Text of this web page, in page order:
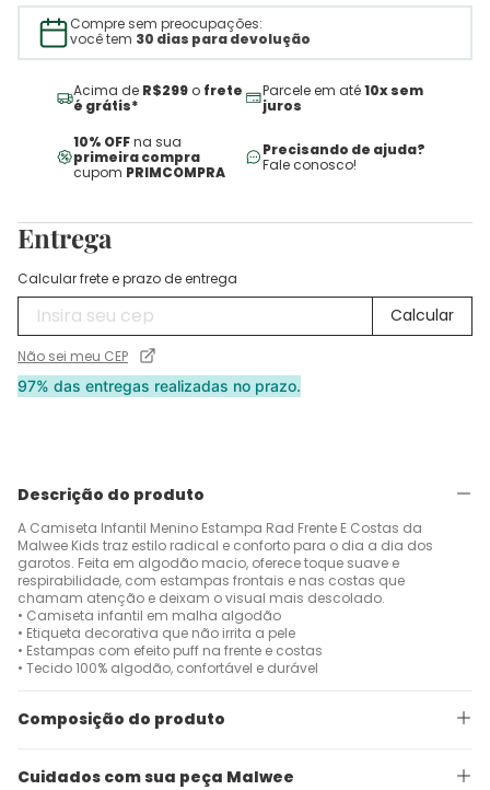
Compre sem preocupações:
você tem 30 dias para devolução
Acima de R$299 o frete
é grátis*
Parcele em até10x sem
juros
10% OFFna sua
primeira compra
cupom PRIMCOMPRA
Precisando de ajuda?
Fale conosco!
Entrega
Calcular frete e prazo de entrega
Não sei meu CEP
97% das entregas realizadas no prazo.
Descrição do produto
A Camiseta Infantil Menino Estampa Rad Frente E Costas da
Malwee Kids traz estilo radical e conforto para o dia a dia dos
garotos. Feita em algodão macio, oferece toque suave e
respirabilidade, com estampas frontais e nas costas que
chamam atenção e deixam o visual mais descolado.
• Camiseta infantil em malha algodão
• Etiqueta decorativa que não irrita a pele
• Estampas com efeito puff na frente e costas
• Tecido 100% algodão, confortável e durável
Composição do produto
Cuidados com sua peça Malwee